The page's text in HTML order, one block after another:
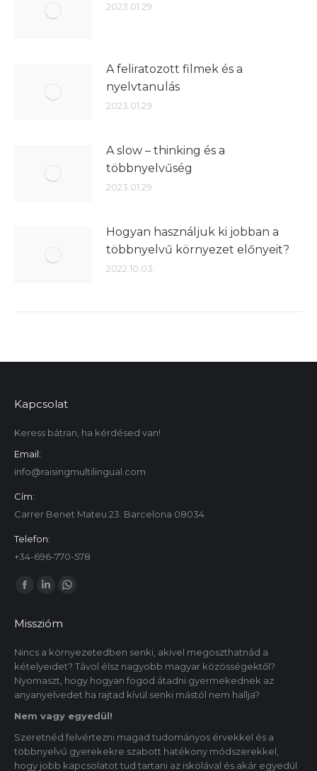
2023.01.29.
A feliratozott filmek és a
nyelvtanulás
2023.01.29.
A slow – thinking és a
többnyelvűség
2023.01.29.
Hogyan használjuk ki jobban a
többnyelvű környezet előnyeit?
2022.10.03.
Kapcsolat
Keress bátran, ha kérdésed van!
Email:
info@raisingmultilingual.com
Cím:
Carrer Benet Mateu 23. Barcelona 08034
Telefon:
+34-696-770-578
Itt is megtalálsz minket:
Facebook
új
ablakban
nyílik
meg.
Linkedin
új
ablakban
nyílik
meg.
Whatsapp
ablakban
nyílik
meg.
Misszióm
Nincs a környezetedben senki, akivel megoszthatnád a
kételyeidet? Távol élsz nagyobb magyar közösségektől?
Nyomaszt, hogy hogyan fogod átadni gyermekednek az
anyanyelvedet ha rajtad kívül senki mástól nem hallja?
Nem vagy egyedül!
Szeretnéd felvértezni magad tudományos érvekkel és a
többnyelvű gyerekekre szabott hatékony módszerekkel,
hogy jobb kapcsolatot tud tartani az iskolával és akár egyedül